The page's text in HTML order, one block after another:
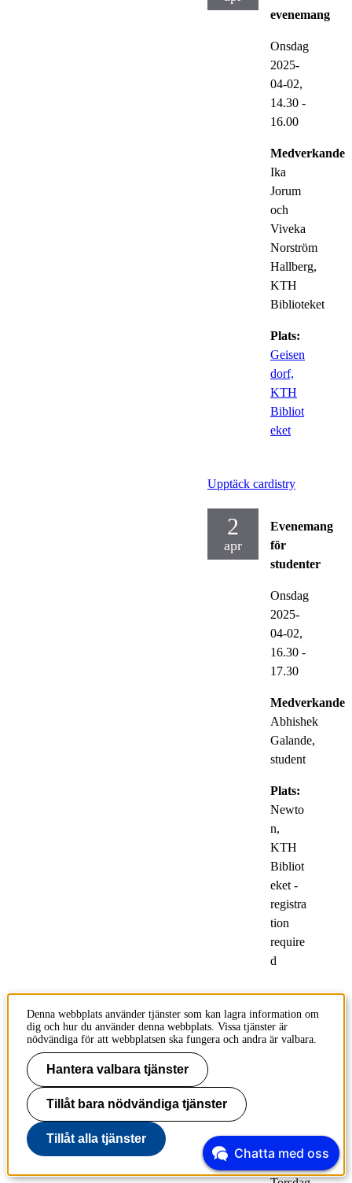
evenemang
Onsdag
2025-
04-02,
14.30 -
16.00
Medverkande:
Ika
Jorum
och
Viveka
Norström
Hallberg,
KTH
Biblioteket
Plats:
Geisen
dorf,
KTH
Bibliot
eket
Upptäck cardistry
2
apr
Evenemang
för
studenter
Onsdag
2025-
04-02,
16.30 -
17.30
Medverkande:
Abhishek
Galande,
student
Plats:
Newto
n,
KTH
Bibliot
eket -
registra
tion
require
d
Får jag använda den
här bilden i mitt
avhandling?
3
apr
studenter
Chatta med oss
Denna webbplats använder tjänster som kan lagra information om
dig och hur du använder denna webbplats. Vissa tjänster är
nödvändiga för att webbplatsen ska fungera och andra är valbara.
Hantera valbara tjänster
Tillåt bara nödvändiga tjänster
Tillåt alla tjänster